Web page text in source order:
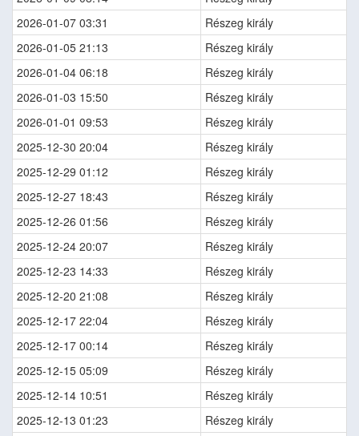
2026-01-07 03:31
Részeg király
2026-01-05 21:13
Részeg király
2026-01-04 06:18
Részeg király
2026-01-03 15:50
Részeg király
2026-01-01 09:53
Részeg király
2025-12-30 20:04
Részeg király
2025-12-29 01:12
Részeg király
2025-12-27 18:43
Részeg király
2025-12-26 01:56
Részeg király
2025-12-24 20:07
Részeg király
2025-12-23 14:33
Részeg király
2025-12-20 21:08
Részeg király
2025-12-17 22:04
Részeg király
2025-12-17 00:14
Részeg király
2025-12-15 05:09
Részeg király
2025-12-14 10:51
Részeg király
2025-12-13 01:23
Részeg király